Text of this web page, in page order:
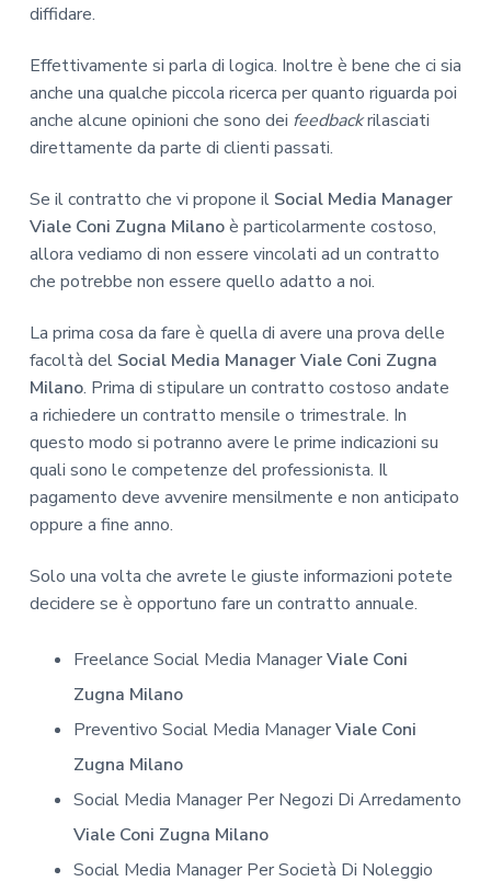
diffidare.
Effettivamente si parla di logica. Inoltre è bene che ci sia
anche una qualche piccola ricerca per quanto riguarda poi
anche alcune opinioni che sono dei feedbackrilasciati
direttamente da parte di clienti passati.
Se il contratto che vi propone il Social Media Manager
Viale Coni Zugna Milanoè particolarmente costoso,
allora vediamo di non essere vincolati ad un contratto
che potrebbe non essere quello adatto a noi.
La prima cosa da fare è quella di avere una prova delle
facoltà del Social Media Manager Viale Coni Zugna
Milano. Prima di stipulare un contratto costoso andate
a richiedere un contratto mensile o trimestrale. In
questo modo si potranno avere le prime indicazioni su
quali sono le competenze del professionista. Il
pagamento deve avvenire mensilmente e non anticipato
oppure a fine anno.
Solo una volta che avrete le giuste informazioni potete
decidere se è opportuno fare un contratto annuale.
Freelance Social Media ManagerViale Coni
Zugna Milano
Preventivo Social Media ManagerViale Coni
Zugna Milano
Social Media Manager Per Negozi Di Arredamento
Viale Coni Zugna Milano
Social Media Manager Per Società Di Noleggio